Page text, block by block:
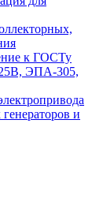
к ГОСТу
ЭПА-305,
и